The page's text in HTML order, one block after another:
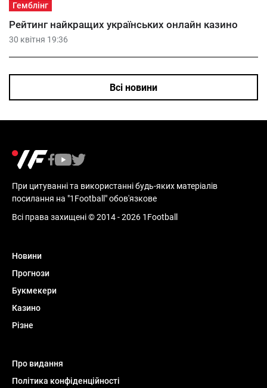
Гемблінг
30 квітня 19:36
Рейтинг найкращих українських онлайн казино
Всі новини
При цитуванні та використанні будь-яких матеріалів
посилання на "1Football" обов'язкове
Всі права захищені © 2014 - 2026 1Football
Новини
Прогнози
Букмекери
Казино
Різне
Про видання
Політика конфіденційності